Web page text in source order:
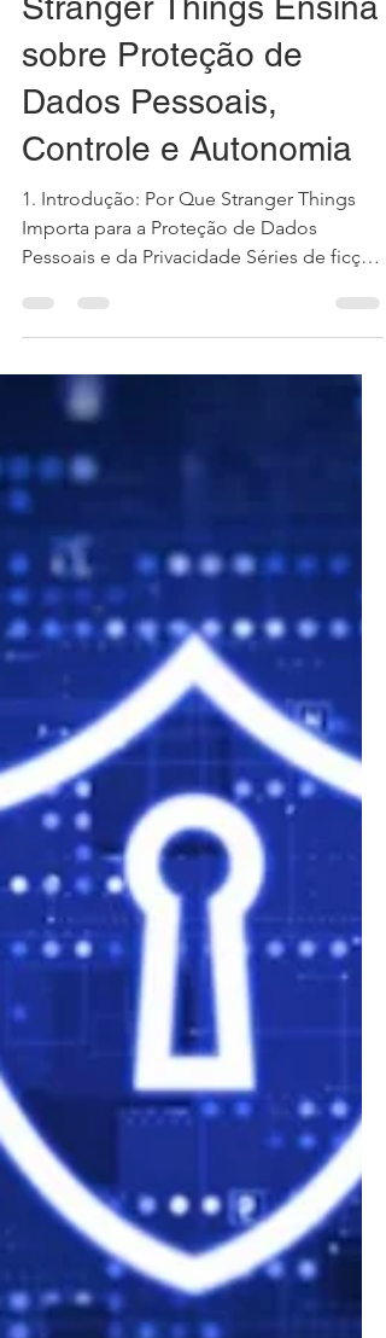
O Mundo Invertido da
Privacidade: O que
Stranger Things Ensina
sobre Proteção de
Dados Pessoais,
Controle e Autonomia
1. Introdução: Por Que Stranger Things
Importa para a Proteção de Dados
científica frequentemente funcionam
como laboratórios narrativos para discutir
problemas jurídicos reais antes mesmo
de eles se consolidarem na prática social.
Stranger Things , embora ambientada nos
anos 1980, por ter sido elaborado e
produzido recentemente, apresenta uma
arquitetura de poder, vigilância e
experimentação que dialoga de forma
atual com os desafi